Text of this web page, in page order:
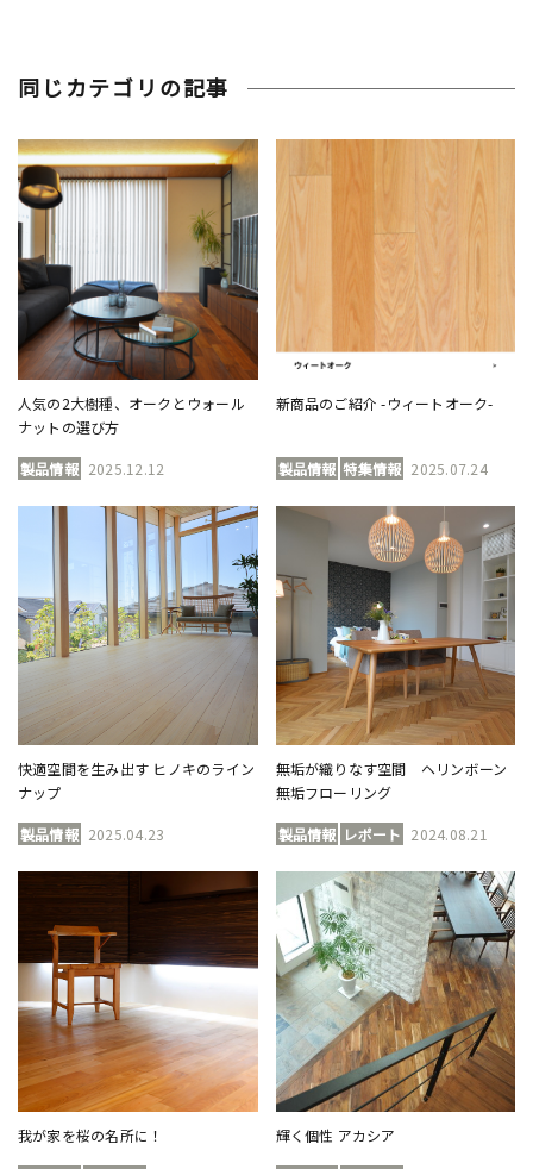
同じカテゴリの記事
人気の2大樹種、オークとウォール
ナットの選び方
製品情報 2025.12.12
新商品のご紹介 -ウィートオーク-
製品情報 特集情報 2025.07.24
快適空間を生み出す ヒノキのライン
ナップ
製品情報 2025.04.23
無垢が織りなす空間 ヘリンボーン
無垢フローリング
製品情報 レポート 2024.08.21
我が家を桜の名所に！ 輝く個性 アカシア